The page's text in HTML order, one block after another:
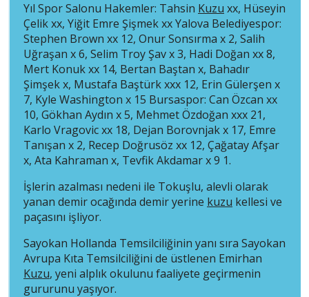
Yıl Spor Salonu Hakemler: Tahsin Kuzu xx, Hüseyin
Çelik xx, Yiğit Emre Şişmek xx Yalova Belediyespor:
Stephen Brown xx 12, Onur Sonsırma x 2, Salih
Uğraşan x 6, Selim Troy Şav x 3, Hadi Doğan xx 8,
Mert Konuk xx 14, Bertan Baştan x, Bahadır
Şimşek x, Mustafa Baştürk xxx 12, Erin Gülerşen x
7, Kyle Washington x 15 Bursaspor: Can Özcan xx
10, Gökhan Aydın x 5, Mehmet Özdoğan xxx 21,
Karlo Vragovic xx 18, Dejan Borovnjak x 17, Emre
Tanışan x 2, Recep Doğrusöz xx 12, Çağatay Afşar
x, Ata Kahraman x, Tevfik Akdamar x 9 1.
İşlerin azalması nedeni ile Tokuşlu, alevli olarak
yanan demir ocağında demir yerine kuzu kellesi ve
paçasını işliyor.
Sayokan Hollanda Temsilciliğinin yanı sıra Sayokan
Avrupa Kıta Temsilciliğini de üstlenen Emirhan
Kuzu, yeni alplık okulunu faaliyete geçirmenin
gururunu yaşıyor.